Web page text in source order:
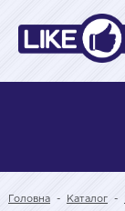
Головна - Каталог -